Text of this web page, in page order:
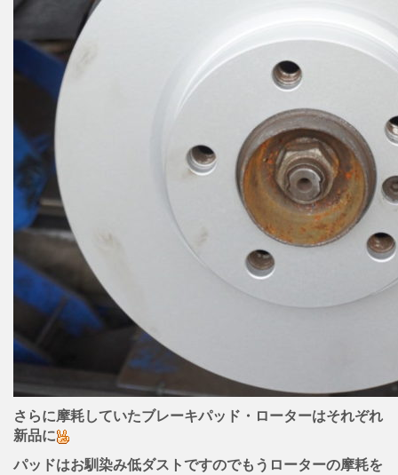
さらに摩耗していたブレーキパッド・ローターはそれぞれ
新品に
パッドはお馴染み低ダストですのでもうローターの摩耗を